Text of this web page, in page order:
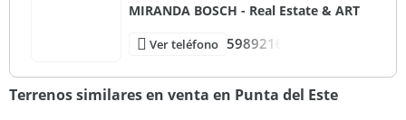
MIRANDA BOSCH - Real Estate & ART
Ver teléfono 5989216
Terrenos similares en venta en Punta del Este